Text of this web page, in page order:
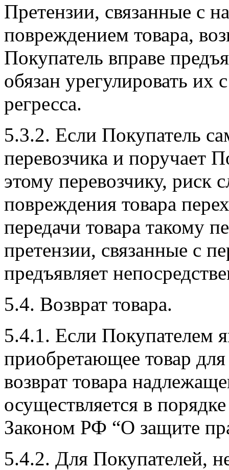
Претензии, связанные с
повреждением товара,
Покупатель вправе
обязан урегулировать их
регресса.
5.3.2. Если Покупатель
перевозчика и поручает
этому перевозчику, риск
повреждения товара
передачи товара такому
претензии, связанные с
предъявляет
5.4. Возврат товара.
5.4.1. Если Покупателем
приобретающее товар
возврат товара
осуществляется в
Законом РФ “О защите
5.4.2. Для Покупателей,